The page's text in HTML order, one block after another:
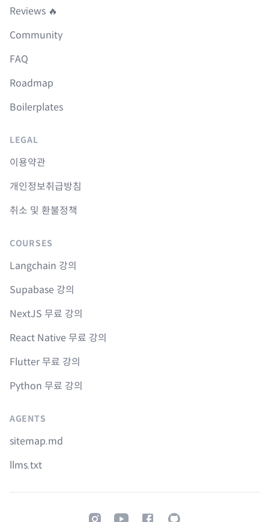
Reviews 🔥
Community
FAQ
Roadmap
Boilerplates
LEGAL
이용약관
개인정보취급방침
취소 및 환불정책
COURSES
Langchain 강의
Supabase 강의
NextJS 무료 강의
React Native 무료 강의
Flutter 무료 강의
Python 무료 강의
AGENTS
sitemap.md
llms.txt
InstagramYoutubeFacebookGitHub